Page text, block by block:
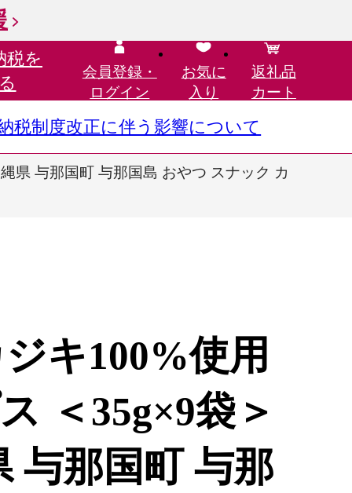
税を
会員登録・
ログイン
お気に
入り
返礼品
カート
税制度改正に伴う影響について
県 与那国町 与那国島 おやつ スナック カ
キ100%使用
＜35g×9袋＞
与那国町 与那